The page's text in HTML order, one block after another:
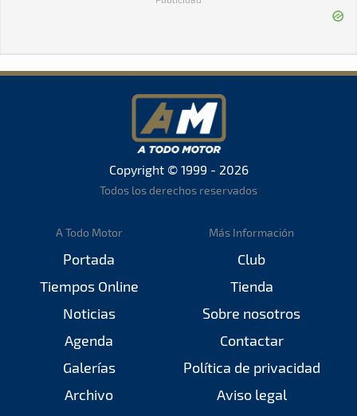
Copyright © 1999 - 2026
Todos los derechos reservados
A Todo Motor
Portada
Tiempos Online
Noticias
Agenda
Galerías
Archivo
Más Información
Club
Tienda
Sobre nosotros
Contactar
Política de privacidad
Aviso legal